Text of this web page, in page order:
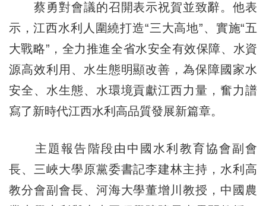
蔡勇對會議的召開表示祝賀並致辭。他表
示，江西水利人圍繞打造“三大高地”、實施“五
大戰略”，全力推進全省水安全有效保障、水資
源高效利用、水生態明顯改善，為保障國家水
安全、水生態、水環境貢獻江西力量，奮力譜
寫了新時代江西水利高品質發展新篇章。
主題報告階段由中國水利教育協會副會
長、三峽大學原黨委書記李建林主持，水利高
教分會副會長、河海大學董增川教授，中國農